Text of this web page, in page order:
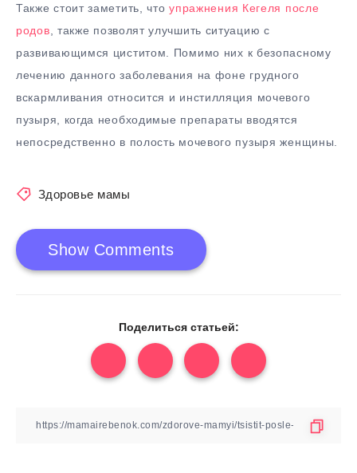
Также стоит заметить, чтоупражнения Кегеля после
родов , также позволят улучшить ситуацию с
развивающимся циститом. Помимо них к безопасному
лечению данного заболевания на фоне грудного
вскармливания относится и инстилляция мочевого
пузыря, когда необходимые препараты вводятся
непосредственно в полость мочевого пузыря женщины.
Здоровье мамы
Show Comments
Поделиться статьей: